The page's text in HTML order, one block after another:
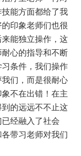
能方面都给了我
印象老师们也很
能独立操作，这
心的指导和不断
条件，我们操作
们，而是很耐心
不在出错！在主
的远远不不止这
经融入了社会
带习老师对我们